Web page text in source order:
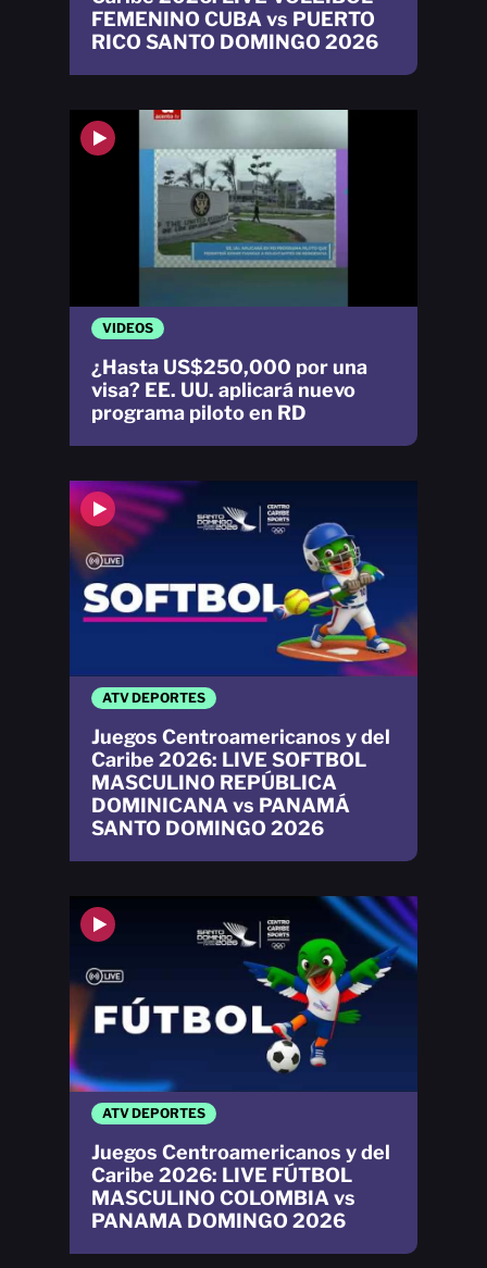
ATV DEPORTES
Juegos Centroamericanos y del
Caribe 2026: LIVE SOFTBOL
MASCULINO REPÚBLICA
DOMINICANA vs PANAMÁ
SANTO DOMINGO 2026
VIDEOS
¿Hasta US$250,000 por una
visa? EE. UU. aplicará nuevo
programa piloto en RD
FEMENINO CUBA vs PUERTO
RICO SANTO DOMINGO 2026
ATV DEPORTES
Juegos Centroamericanos y del
Caribe 2026: LIVE FÚTBOL
MASCULINO COLOMBIA vs
PANAMA DOMINGO 2026